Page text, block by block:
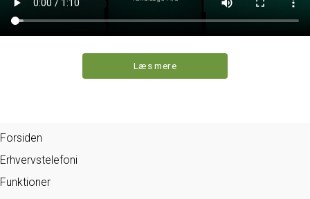
Læs mere
Forsiden
Erhvervstelefoni
Funktioner